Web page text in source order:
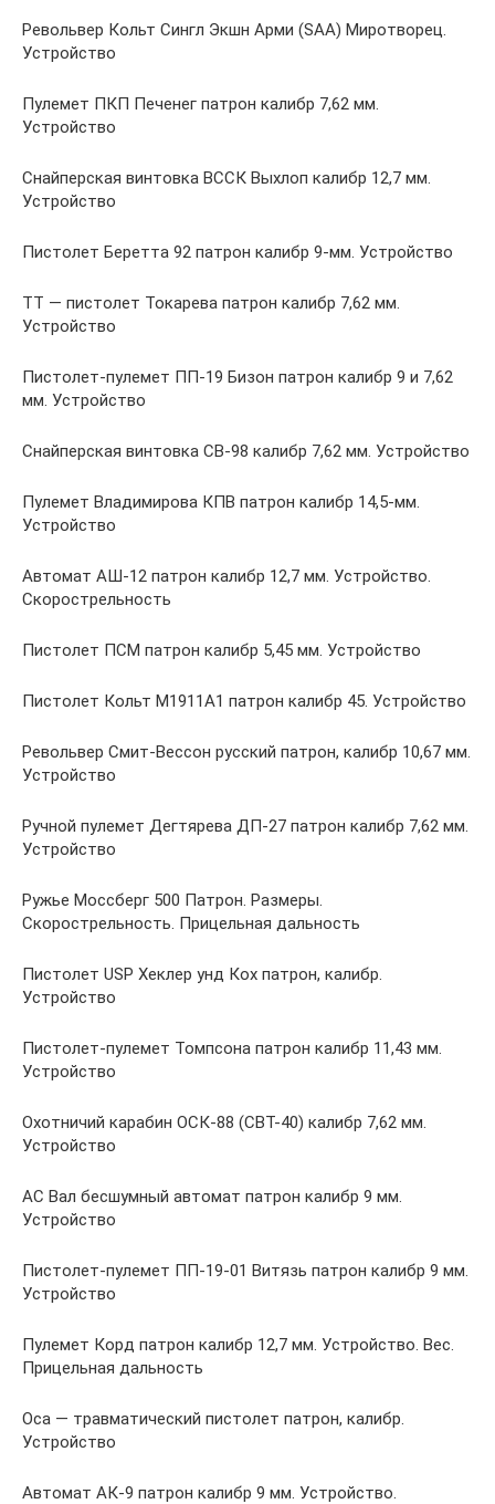
Револьвер Кольт Сингл Экшн Арми (SAA) Миротворец.
Устройство
Пулемет ПКП Печенег патрон калибр 7,62 мм.
Устройство
Снайперская винтовка ВССК Выхлоп калибр 12,7 мм.
Устройство
Пистолет Беретта 92 патрон калибр 9-мм. Устройство
ТТ — пистолет Токарева патрон калибр 7,62 мм.
Устройство
Пистолет-пулемет ПП-19 Бизон патрон калибр 9 и 7,62
мм. Устройство
Снайперская винтовка СВ-98 калибр 7,62 мм. Устройство
Пулемет Владимирова КПВ патрон калибр 14,5-мм.
Устройство
Автомат АШ-12 патрон калибр 12,7 мм. Устройство.
Скорострельность
Пистолет ПСМ патрон калибр 5,45 мм. Устройство
Пистолет Кольт М1911А1 патрон калибр 45. Устройство
Револьвер Смит-Вессон русский патрон, калибр 10,67 мм.
Устройство
Ручной пулемет Дегтярева ДП-27 патрон калибр 7,62 мм.
Устройство
Ружье Моссберг 500 Патрон. Размеры.
Скорострельность. Прицельная дальность
Пистолет USP Хеклер унд Кох патрон, калибр.
Устройство
Пистолет-пулемет Томпсона патрон калибр 11,43 мм.
Устройство
Охотничий карабин ОСК-88 (СВТ-40) калибр 7,62 мм.
Устройство
АС Вал бесшумный автомат патрон калибр 9 мм.
Устройство
Пистолет-пулемет ПП-19-01 Витязь патрон калибр 9 мм.
Устройство
Пулемет Корд патрон калибр 12,7 мм. Устройство. Вес.
Прицельная дальность
Оса — травматический пистолет патрон, калибр.
Устройство
Автомат АК-9 патрон калибр 9 мм. Устройство.